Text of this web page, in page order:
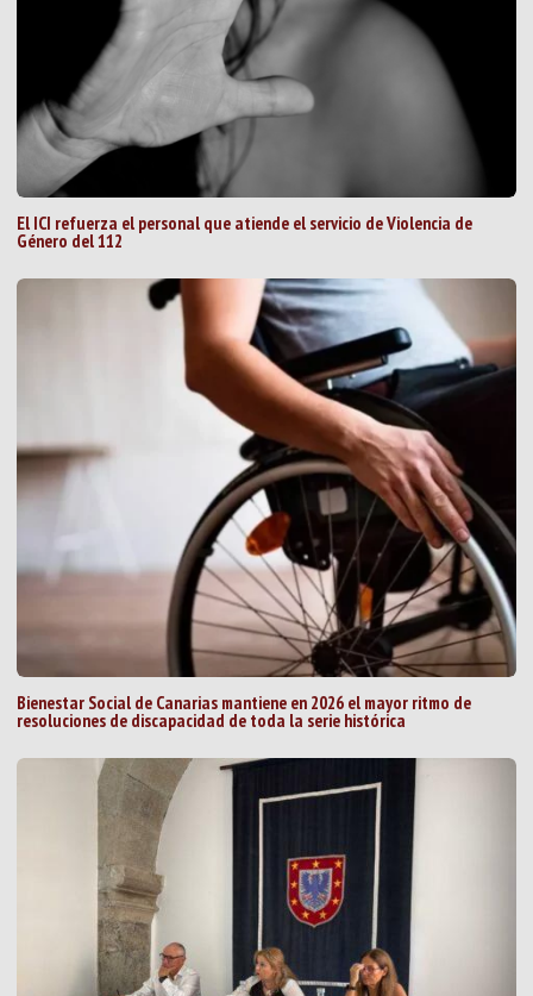
El ICI refuerza el personal que atiende el servicio de Violencia de
Género del 112
Bienestar Social de Canarias mantiene en 2026 el mayor ritmo de
resoluciones de discapacidad de toda la serie histórica